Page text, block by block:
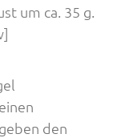
um ca. 35 g.
den